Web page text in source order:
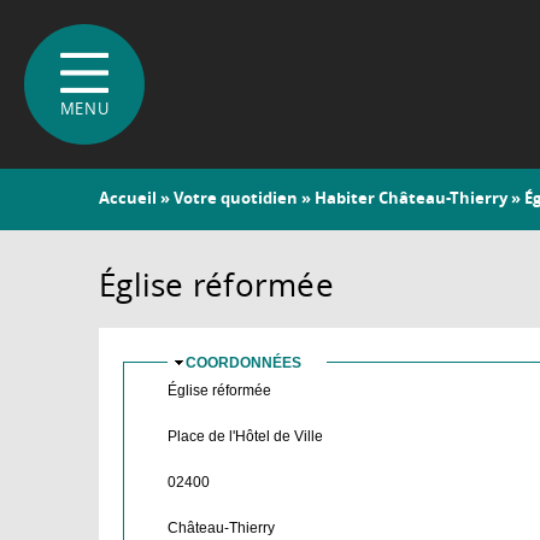
Vous
êtes
Accueil »Votre quotidien » Habiter Château-Thierry»
Église réformée
MASQUER
COORDONNÉES
Église réformée
Place de l'Hôtel de Ville
02400
Château-Thierry